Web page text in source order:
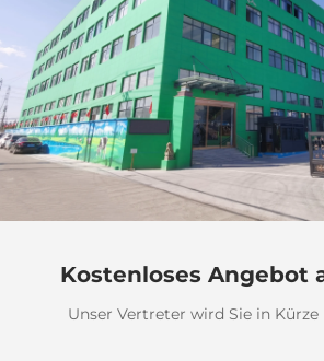
Kostenloses Angebot
Unser Vertreter wird Sie in